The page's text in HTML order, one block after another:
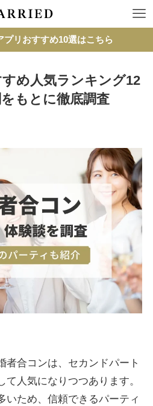
プリおすすめ10選はこちら
め人気ランキング12
もとに徹底調査
者合コンは、セカンドパート
人気になりつつあります。
いため、信頼できるパーティ